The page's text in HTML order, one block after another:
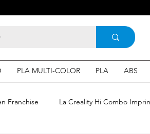
PLA MULTI-COLOR PLA ABS
Franchise La Creality Hi Combo